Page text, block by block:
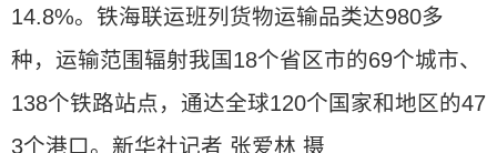
14.8%。铁海联运班列货物运输品类达980多
种，运输范围辐射我国18个省区市的69个城市、
138个铁路站点，通达全球120个国家和地区的47
3个港口。新华社记者 张爱林 摄